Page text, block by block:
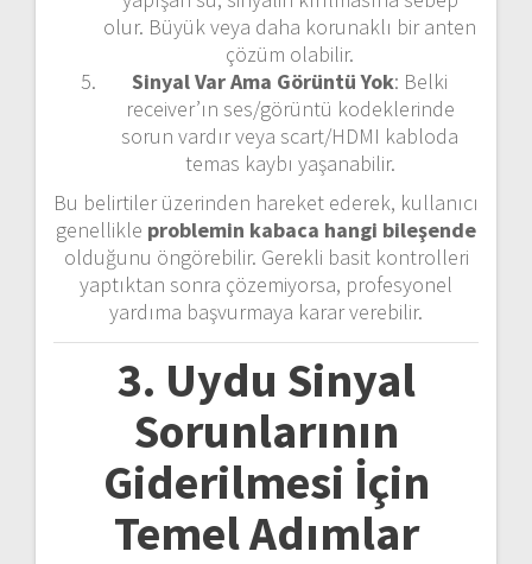
olur. Büyük veya daha korunaklı bir anten
çözüm olabilir.
Sinyal Var Ama Görüntü Yok: Belki
receiver’ın ses/görüntü kodeklerinde
sorun vardır veya scart/HDMI kabloda
temas kaybı yaşanabilir.
Bu belirtiler üzerinden hareket ederek, kullanıcı
genellikle problemin kabaca hangi bileşende
olduğunu öngörebilir. Gerekli basit kontrolleri
yaptıktan sonra çözemiyorsa, profesyonel
yardıma başvurmaya karar verebilir.
3. Uydu Sinyal
Sorunlarının
Giderilmesi İçin
Temel Adımlar